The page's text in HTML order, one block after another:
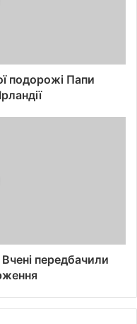
подорожі Папи
передбачили